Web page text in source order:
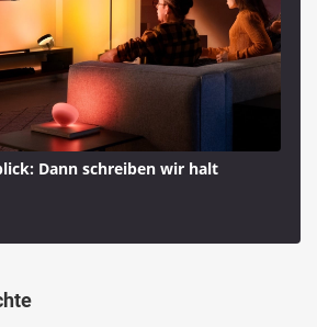
Dann schreiben wir halt